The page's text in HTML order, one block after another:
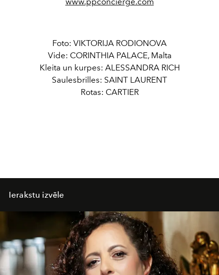
Foto: VIKTORIJA RODIONOVA
Vide: CORINTHIA PALACE, Malta
Kleita un kurpes: ALESSANDRA RICH
Saulesbrilles: SAINT LAURENT
Rotas: CARTIER
Ierakstu izvēle